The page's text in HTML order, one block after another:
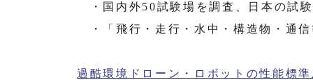
・国内外50試験場を調査、日本の試
・「飛行・走行・水中・構造物・通
過酷環境ドローン・ロボットの性能標